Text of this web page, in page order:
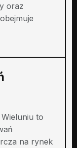
oraz
to
na rynek